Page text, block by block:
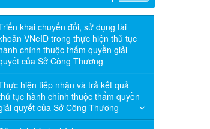
khai chuyển đổi, sử dụng tài
VNeID trong thực hiện thủ tục
chính thuộc thẩm quyền giải
của Sở Công Thương
hiện tiếp nhận và trả kết quả
tục hành chính thuộc thẩm quyền
quyết của Sở Công Thương